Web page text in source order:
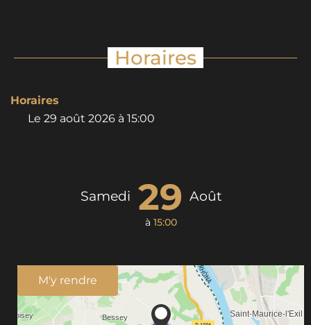
Horaires
Horaires
Le 29 août 2026 à 15:00
Samedi 29 Août
à 15:00
M'y rendre